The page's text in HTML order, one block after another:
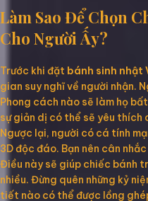
Làm Sao Để Chọn
Cho Người Ấy?
Trước khi đặt bánh sinh nhật
gian suy nghĩ về người nhận.
Phong cách nào sẽ làm họ
sự giản dị có thể sẽ yêu
Ngược lại, người có cá tính
3D độc đáo. Bạn nên cân
Điều này sẽ giúp chiếc bánh
nhiều. Đừng quên những kỷ
tiết nào có thể được lồng